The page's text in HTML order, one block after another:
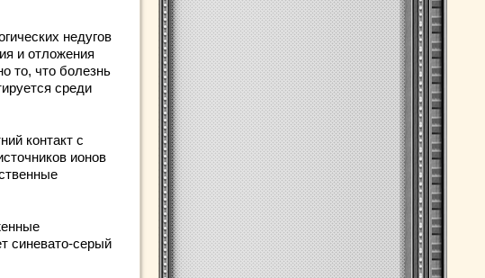
недугов
и отложения
то, что болезнь
среди
контакт с
ионов
синевато-серый